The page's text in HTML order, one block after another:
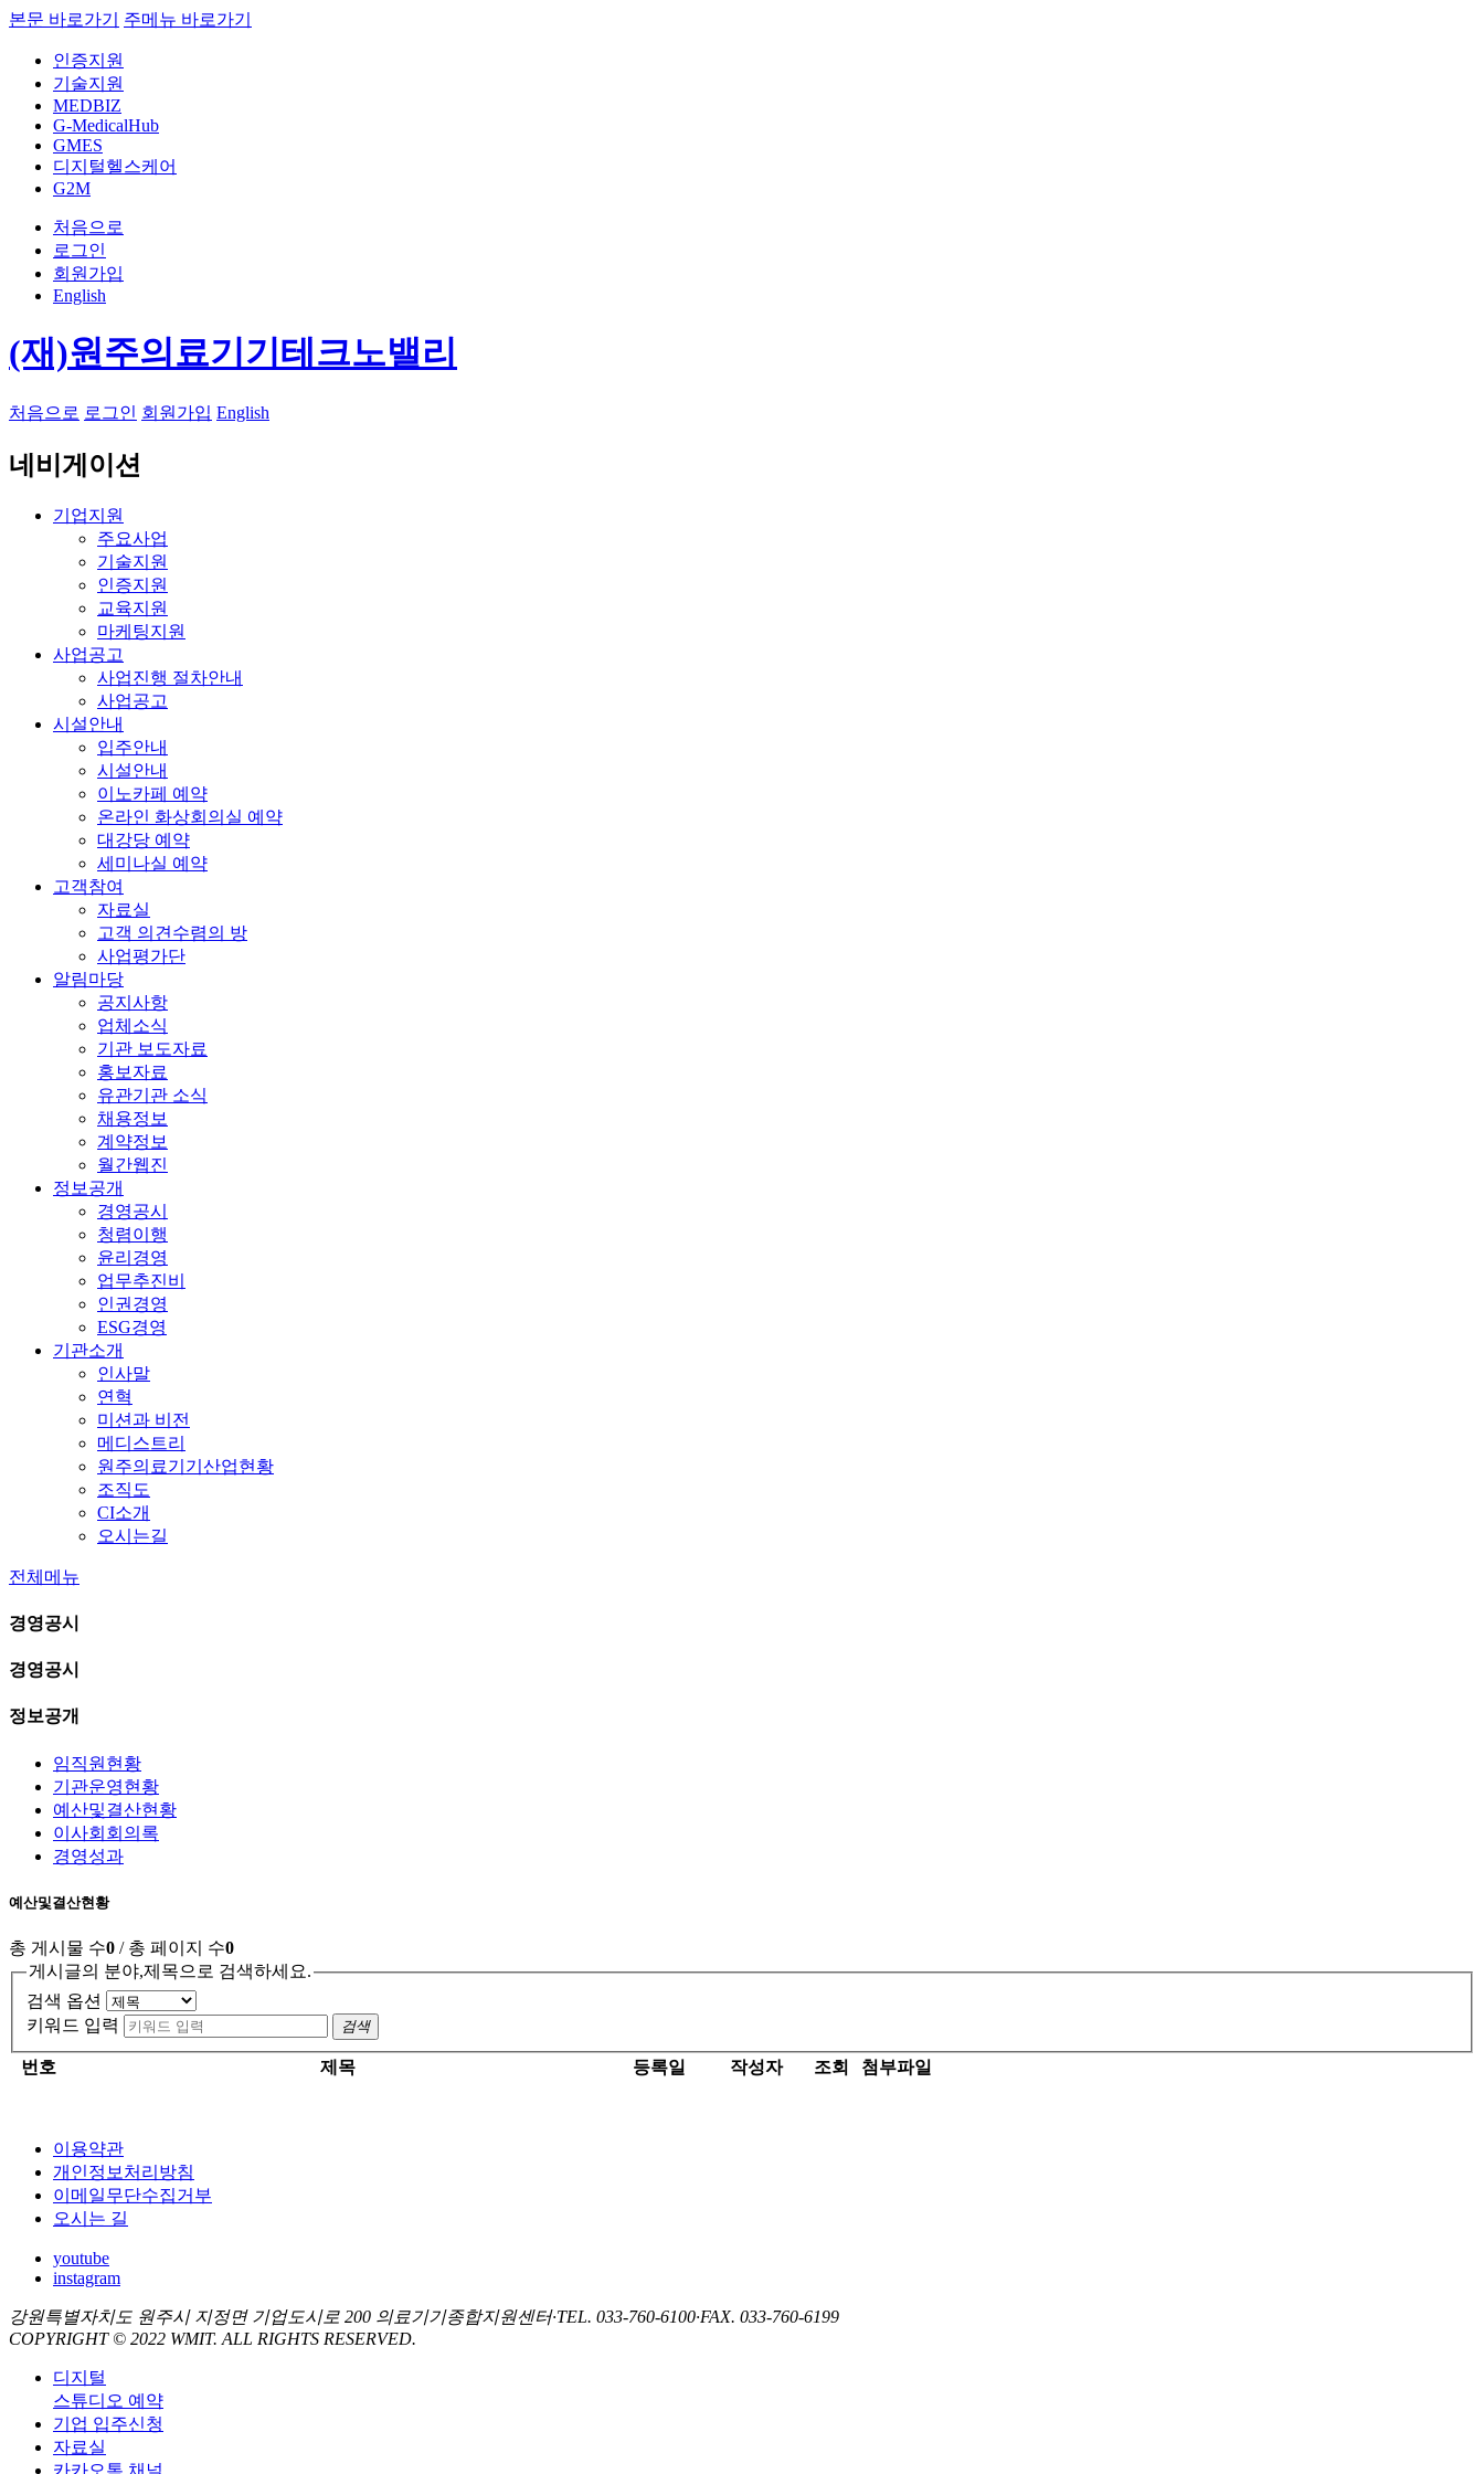
본문 바로가기 주메뉴 바로가기
인증지원
기술지원
MEDBIZ
G-MedicalHub
GMES
디지털헬스케어
G2M
처음으로
로그인
회원가입
English
(재)원주의료기기테크노밸리
처음으로 로그인 회원가입 English
네비게이션
기업지원
주요사업
기술지원
인증지원
교육지원
마케팅지원
사업공고
사업진행 절차안내
사업공고
시설안내
입주안내
시설안내
이노카페 예약
온라인 화상회의실 예약
대강당 예약
세미나실 예약
고객참여
자료실
고객 의견수렴의 방
사업평가단
알림마당
공지사항
업체소식
기관 보도자료
홍보자료
유관기관 소식
채용정보
계약정보
월간웹진
정보공개
경영공시
청렴이행
윤리경영
업무추진비
인권경영
ESG경영
기관소개
인사말
연혁
미션과 비전
메디스트리
원주의료기기산업현황
조직도
CI소개
오시는길
전체메뉴
경영공시
경영공시
정보공개
임직원현황
기관운영현황
예산및결산현황
이사회회의록
경영성과
예산및결산현황
총 게시물 수0 / 총 페이지 수0
게시글의 분야,제목으로 검색하세요.
검색 옵션
키워드 입력
검색
번호 제목 등록일 작성자 조회 첨부파일
이용약관
개인정보처리방침
이메일무단수집거부
오시는 길
youtube
instagram
강원특별자치도 원주시 지정면 기업도시로 200 의료기기종합지원센터·TEL. 033-760-6100·FAX. 033-760-6199
COPYRIGHT © 2022 WMIT. ALL RIGHTS RESERVED.
디지털
스튜디오 예약
기업 입주신청
자료실
카카오톡 채널